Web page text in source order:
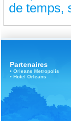
de temps,
Partenaires
• Orleans Metropolis
• Hotel Orleans